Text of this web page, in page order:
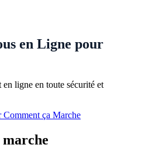
en Ligne pour
en ligne en toute sécurité et
Comment ça Marche
marche